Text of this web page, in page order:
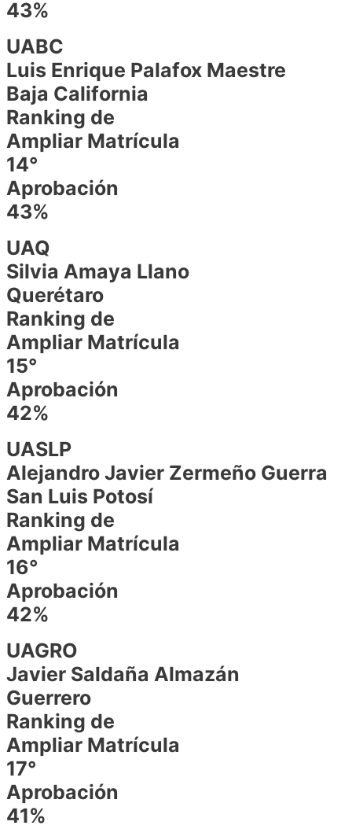
43%
UABC
Luis Enrique Palafox Maestre
Baja California
Ranking de
Ampliar Matrícula
14°
Aprobación
43%
UAQ
Silvia Amaya Llano
Querétaro
Ranking de
Ampliar Matrícula
15°
Aprobación
42%
UASLP
Alejandro Javier Zermeño Guerra
San Luis Potosí
Ranking de
Ampliar Matrícula
16°
Aprobación
42%
UAGRO
Javier Saldaña Almazán
Guerrero
Ranking de
Ampliar Matrícula
17°
Aprobación
41%